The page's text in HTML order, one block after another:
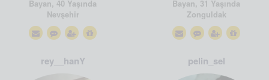
Bayan, 40 Yaşında
Nevşehir
Bayan, 31 Yaşında
Zonguldak
rey__hanY pelin_sel